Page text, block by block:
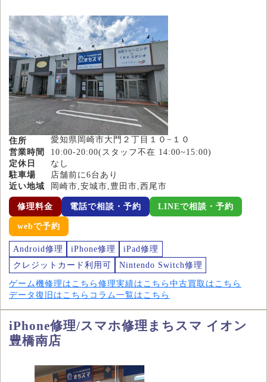
住所
愛知県岡崎市大門２丁目１０−１０
営業時間
10:00-20:00(スタッフ不在 14:00~15:00)
定休日
なし
駐車場
店舗前に6台あり
近い地域
岡崎市,安城市,豊田市,西尾市
修理料金 電話で相談・予約 LINEで相談・予約
webで予約
Android修理 iPhone修理
iPad修理
クレジットカード利用可
Nintendo Switch修理
ゲーム機修理はこちら 修理実績はこちら 中古買取はこちら
データ復旧はこちら コラム一覧はこちら
iPhone修理/スマホ修理まちスマ イオン
豊橋南店